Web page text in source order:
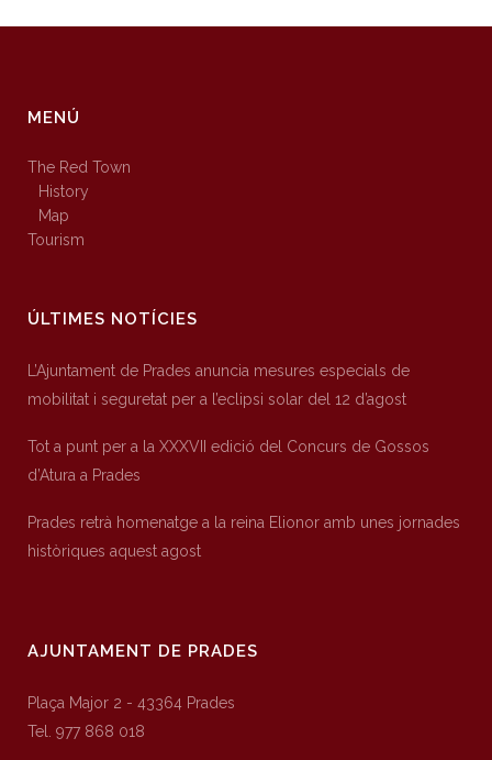
MENÚ
The Red Town
History
Map
Tourism
ÚLTIMES NOTÍCIES
L’Ajuntament de Prades anuncia mesures especials de
mobilitat i seguretat per a l’eclipsi solar del 12 d’agost
Tot a punt per a la XXXVII edició del Concurs de Gossos
d’Atura a Prades
Prades retrà homenatge a la reina Elionor amb unes jornades
històriques aquest agost
AJUNTAMENT DE PRADES
Plaça Major 2 - 43364 Prades
Tel. 977 868 018